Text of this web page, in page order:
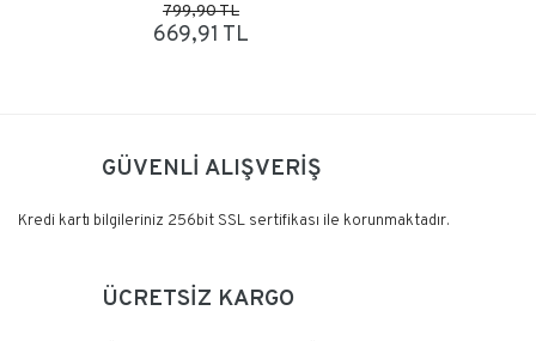
799,90 TL
669,91 TL
GÜVENLİ ALIŞVERİŞ
Kredi kartı bilgileriniz 256bit SSL sertifikası ile korunmaktadır.
ÜCRETSİZ KARGO